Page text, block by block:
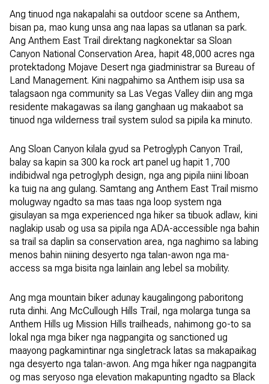
Ang tinuod nga nakapalahi sa outdoor scene sa Anthem,
bisan pa, mao kung unsa ang naa lapas sa utlanan sa park.
Ang Anthem East Trail direktang nagkonektar sa Sloan
Canyon National Conservation Area, hapit 48,000 acres nga
protektadong Mojave Desert nga giadministrar sa Bureau of
Land Management. Kini nagpahimo sa Anthem isip usa sa
talagsaon nga community sa Las Vegas Valley diin ang mga
residente makagawas sa ilang ganghaan ug makaabot sa
tinuod nga wilderness trail system sulod sa pipila ka minuto.
Ang Sloan Canyon kilala gyud sa Petroglyph Canyon Trail,
balay sa kapin sa 300 ka rock art panel ug hapit 1,700
indibidwal nga petroglyph design, nga ang pipila niini liboan
ka tuig na ang gulang. Samtang ang Anthem East Trail mismo
molugway ngadto sa mas taas nga loop system nga
gisulayan sa mga experienced nga hiker sa tibuok adlaw, kini
naglakip usab og usa sa pipila nga ADA-accessible nga bahin
sa trail sa daplin sa conservation area, nga naghimo sa labing
menos bahin niining desyerto nga talan-awon nga ma-
access sa mga bisita nga lainlain ang lebel sa mobility.
Ang mga mountain biker adunay kaugalingong paboritong
ruta dinhi. Ang McCullough Hills Trail, nga molarga tunga sa
Anthem Hills ug Mission Hills trailheads, nahimong go-to sa
lokal nga mga biker nga nagpangita og sanctioned ug
maayong pagkamintinar nga singletrack latas sa makapaikag
nga desyerto nga talan-awon. Ang mga hiker nga nagpangita
og mas seryoso nga elevation makapunting ngadto sa Black